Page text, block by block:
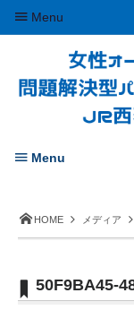
HOME メディア
50F9BA45-
Menu
Menu